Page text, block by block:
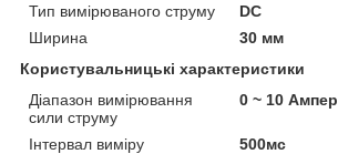
Тип вимірюваного струму
DC
Ширина
30 мм
Користувальницькі характеристики
Діапазон вимірювання
сили струму
0 ~ 10 Ампер
Інтервал виміру
500мс